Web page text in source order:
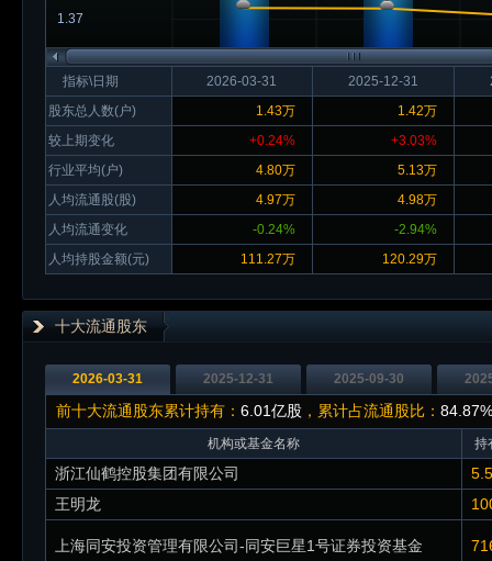
1.37
指标\日期
股东总人数(户)
较上期变化
行业平均(户)
人均流通股(股)
人均流通变化
人均持股金额(元)
2026-03-31 2025-12-31
1.43万
1.42万
+0.24%
+3.03%
4.80万
5.13万
4.97万
4.98万
-0.24%
-2.94%
111.27万
120.29万
十大流通股东
2026-03-31 2025-12-31 2025-09-30
前十大流通股东累计持有： 6.01亿股 ，累计占流通股比： 84.87%
机构或基金名称 持
浙江仙鹤控股集团有限公司
王明龙
上海同安投资管理有限公司-同安巨星1号证券投资基金